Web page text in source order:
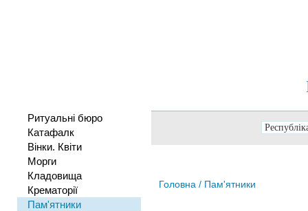
Ритуальні бюро
Катафалк
Вінки. Квіти
Морги
Кладовища
Крематорії
Пам'ятники
Головна / Пам'ятники